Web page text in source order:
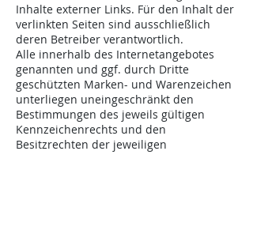
Inhalte externer Links. Für den Inhalt der
verlinkten Seiten sind ausschließlich
deren Betreiber verantwortlich.
Alle innerhalb des Internetangebotes
genannten und ggf. durch Dritte
geschützten Marken- und Warenzeichen
unterliegen uneingeschränkt den
Bestimmungen des jeweils gültigen
Kennzeichenrechts und den
Besitzrechten der jeweiligen